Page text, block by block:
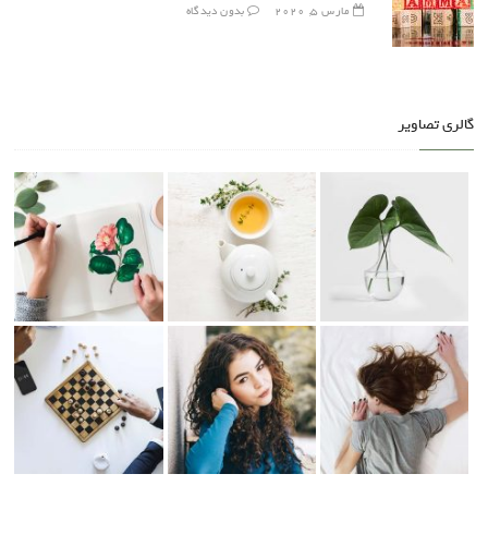
مارس 5, 2020 بدون دیدگاه
گالری تصاویر